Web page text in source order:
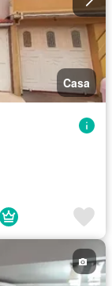
Casa